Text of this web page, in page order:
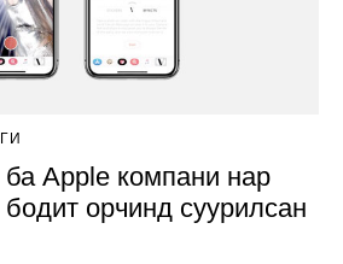
ба Apple компани нар
орчинд суурилсан